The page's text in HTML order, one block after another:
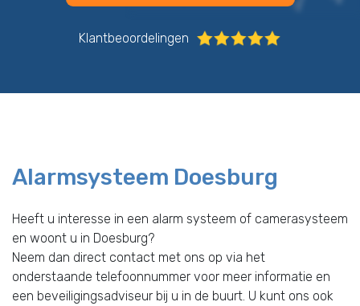
Klantbeoordelingen
Alarmsysteem Doesburg
Heeft u interesse in een alarm systeem of camerasysteem
en woont u in Doesburg?
Neem dan direct contact met ons op via het
onderstaande telefoonnummer voor meer informatie en
een beveiligingsadviseur bij u in de buurt. U kunt ons ook